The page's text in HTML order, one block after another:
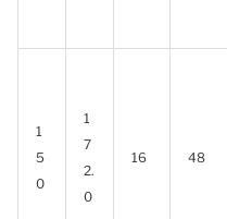
1
5
0
1
7
2.
0
16 48